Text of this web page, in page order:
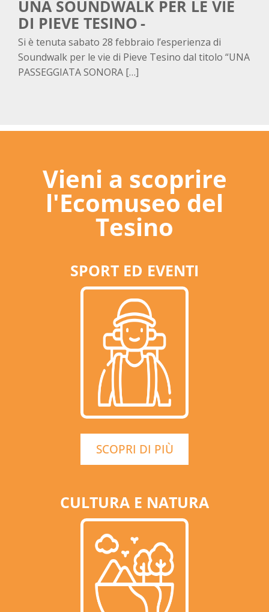
UNA SOUNDWALK PER LE VIE
DI PIEVE TESINO
Si è tenuta sabato 28 febbraio l’esperienza di
Soundwalk per le vie di Pieve Tesino dal titolo “UNA
PASSEGGIATA SONORA […]
Vieni a scoprire
l'Ecomuseo del
Tesino
SPORT ED EVENTI
SCOPRI DI PIÙ
CULTURA E NATURA